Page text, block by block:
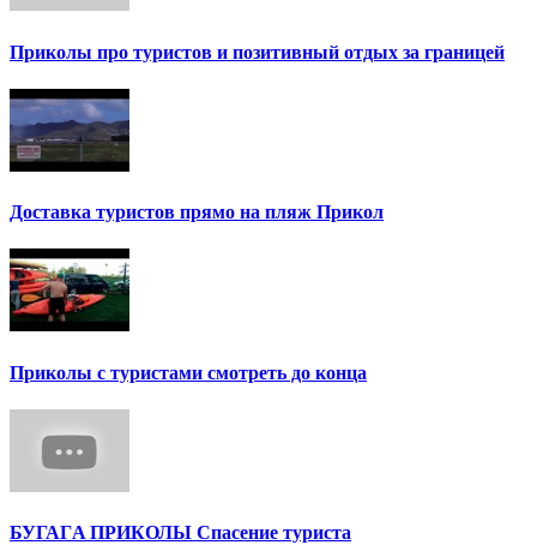
Приколы про туристов и позитивный отдых за границей
Доставка туристов прямо на пляж Прикол
Приколы с туристами смотреть до конца
БУГАГA ПРИКОЛЫ Спасение туриста